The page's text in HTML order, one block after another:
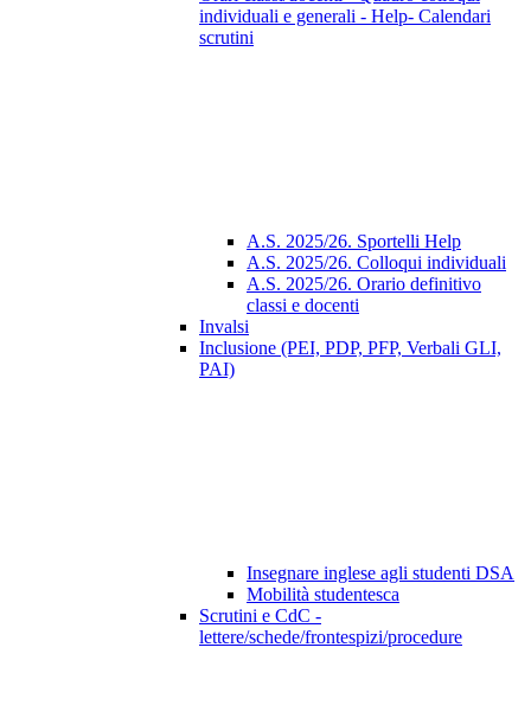
individuali e generali - Help- Calendari
scrutini
A.S. 2025/26. Sportelli Help
A.S. 2025/26. Colloqui individuali
A.S. 2025/26. Orario definitivo
classi e docenti
Invalsi
Inclusione (PEI, PDP, PFP, Verbali GLI,
PAI)
Insegnare inglese agli studenti DSA
Mobilità studentesca
Scrutini e CdC -
lettere/schede/frontespizi/procedure